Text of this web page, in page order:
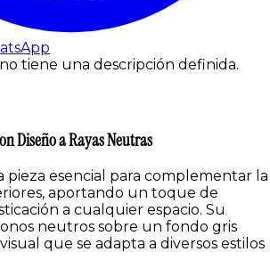
tiene una descripción definida.
Diseño a Rayas Neutras
pieza esencial para complementar la
aportando un toque de
a cualquier espacio. Su
neutros sobre un fondo gris
que se adapta a diversos estilos